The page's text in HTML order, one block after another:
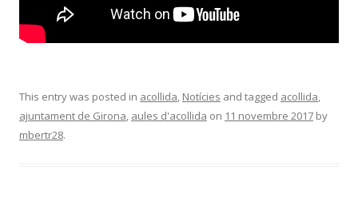
This entry was posted in acollida, Notícies and tagged acollida,
ajuntament de Girona, aules d'acollida on 11 novembre 2017 by
mbertr28.